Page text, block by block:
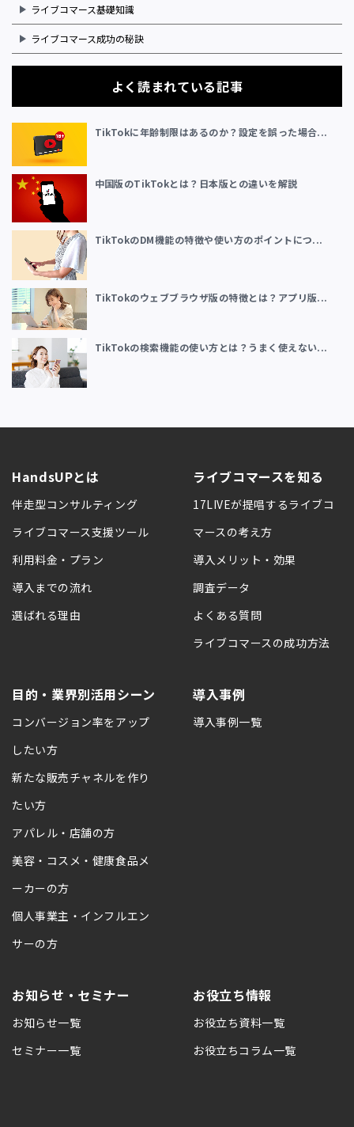
ライブコマース基礎知識
ライブコマース成功の秘訣
よく読まれている記事
TikTokに年齢制限はあるのか？設定を誤った場合...
中国版のTikTokとは？日本版との違いを解説
TikTokのDM機能の特徴や使い方のポイントにつ...
TikTokのウェブブラウザ版の特徴とは？アプリ版...
TikTokの検索機能の使い方とは？うまく使えない...
HandsUPとは
伴走型コンサルティング
ライブコマース支援ツール
利用料金・プラン
導入までの流れ
選ばれる理由
ライブコマースを知る
17LIVEが提唱するライブコ
マースの考え方
導入メリット・効果
調査データ
よくある質問
ライブコマースの成功方法
目的・業界別活用シーン
コンバージョン率をアップ
したい方
新たな販売チャネルを作り
たい方
アパレル・店舗の方
美容・コスメ・健康食品メ
ーカーの方
個人事業主・インフルエン
サーの方
導入事例
導入事例一覧
お知らせ・セミナー
お知らせ一覧
セミナー一覧
お役立ち情報
お役立ち資料一覧
お役立ちコラム一覧